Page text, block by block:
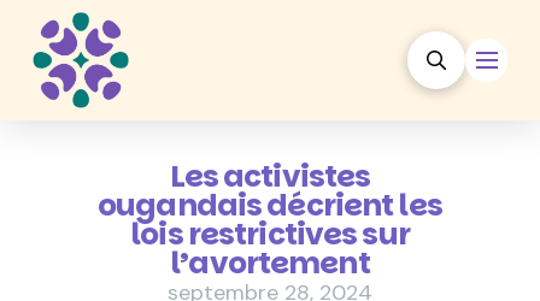
Les activistes
ougandais décrient les
lois restrictives sur
l’avortement
septembre 28, 2024